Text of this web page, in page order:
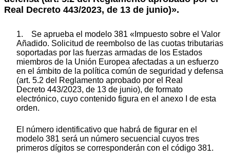
Real Decreto 443/2023, de 13 de junio)».
1. Se aprueba el modelo 381 «Impuesto sobre el Valor
Añadido. Solicitud de reembolso de las cuotas tributarias
soportadas por las fuerzas armadas de los Estados
miembros de la Unión Europea afectadas a un esfuerzo
en el ámbito de la política común de seguridad y defensa
(art. 5.2 del Reglamento aprobado por el Real
Decreto 443/2023, de 13 de junio), de formato
electrónico, cuyo contenido figura en el anexo I de esta
orden.
El número identificativo que habrá de figurar en el
modelo 381 será un número secuencial cuyos tres
primeros dígitos se corresponderán con el código 381.